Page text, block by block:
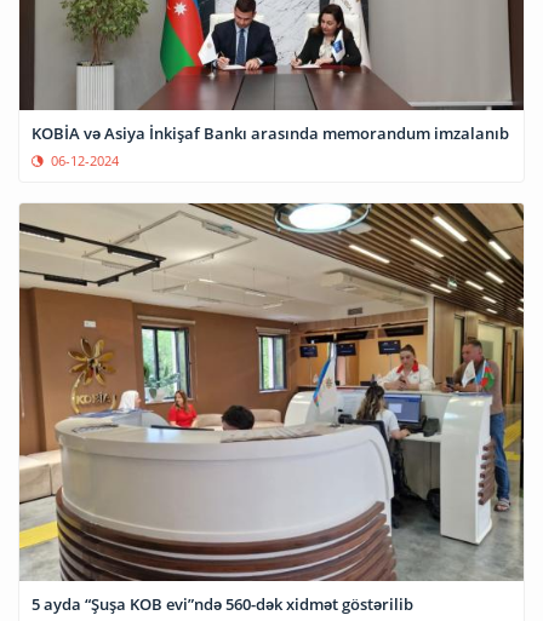
KOBİA və Asiya İnkişaf Bankı arasında memorandum imzalanıb
06-12-2024
5 ayda “Şuşa KOB evi”ndə 560-dək xidmət göstərilib